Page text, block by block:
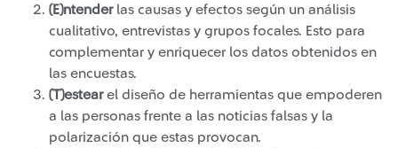
(E)ntenderlas causas y efectos según un análisis
cualitativo, entrevistas y grupos focales. Esto para
complementar y enriquecer los datos obtenidos en
las encuestas.
(T)estearel diseño de herramientas que empoderen
a las personas frente a las noticias falsas y la
polarización que estas provocan.